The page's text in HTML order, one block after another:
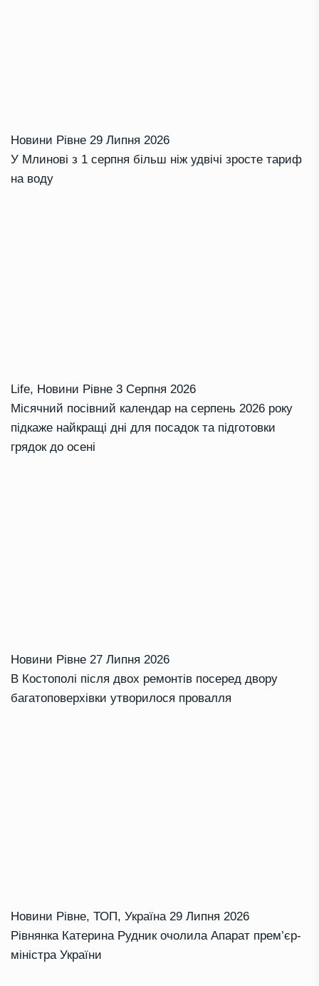
Новини Рівне 29 Липня 2026
У Млинові з 1 серпня більш ніж удвічі зросте тариф
на воду
Life, Новини Рівне 3 Серпня 2026
Місячний посівний календар на серпень 2026 року
підкаже найкращі дні для посадок та підготовки
грядок до осені
Новини Рівне 27 Липня 2026
В Костополі після двох ремонтів посеред двору
багатоповерхівки утворилося провалля
Новини Рівне, ТОП, Україна 29 Липня 2026
Рівнянка Катерина Рудник очолила Апарат прем’єр-
міністра України